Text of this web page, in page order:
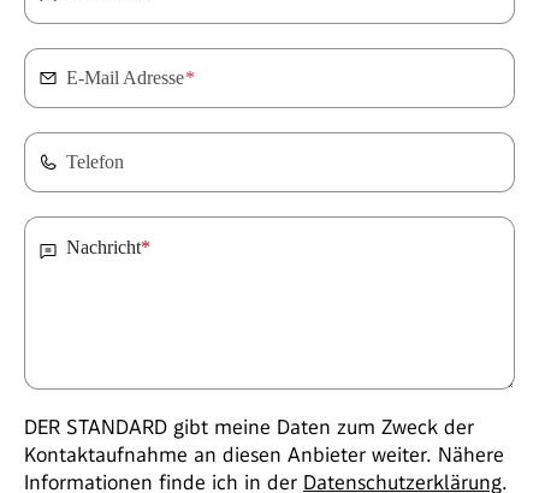
E-Mail Adresse*
Telefon
Nachricht*
DER STANDARD gibt meine Daten zum Zweck der
Kontaktaufnahme an diesen Anbieter weiter. Nähere
Informationen finde ich in der Datenschutzerklärung.